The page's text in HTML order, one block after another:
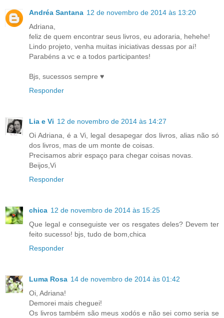
Andréa Santana 12 de novembro de 2014 às 13:20
Adriana,
feliz de quem encontrar seus livros, eu adoraria, hehehe!
Lindo projeto, venha muitas iniciativas dessas por aí!
Parabéns a vc e a todos participantes!
Bjs, sucessos sempre ♥
Responder
Lia e Vi 12 de novembro de 2014 às 14:27
Oi Adriana, é a Vi, legal desapegar dos livros, alias não só
dos livros, mas de um monte de coisas.
Precisamos abrir espaço para chegar coisas novas.
Beijos,Vi
Responder
chica 12 de novembro de 2014 às 15:25
Que legal e conseguiste ver os resgates deles? Devem ter
feito sucesso! bjs, tudo de bom,chica
Responder
Luma Rosa 14 de novembro de 2014 às 01:42
Oi, Adriana!
Demorei mais cheguei!
Os livros também são meus xodós e não sei como seria se